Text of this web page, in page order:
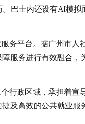
巴士内还设有AI模
务平台。据广州市人
服务进行有效融合，
行政区域，承担着宣
及高效的公共就业服